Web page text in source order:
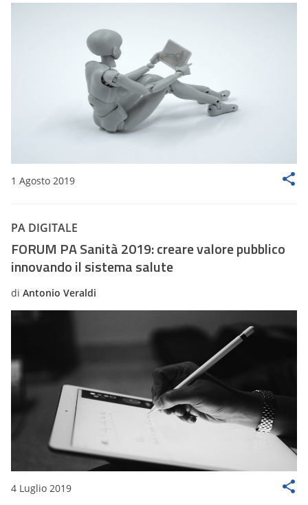
1 Agosto 2019
PA DIGITALE
FORUM PA Sanità 2019: creare valore pubblico
innovando il sistema salute
di Antonio Veraldi
4 Luglio 2019